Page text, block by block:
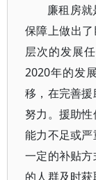
廉租房
保障上做出
层次的发展
2020年的发
移，在完善
努力。援助
能力不足或
一定的补贴
的人群及时